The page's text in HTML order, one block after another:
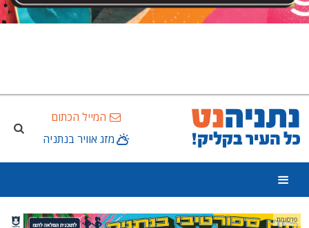
המייל הכתום
מזג אוויר בנתניה
פרסומת